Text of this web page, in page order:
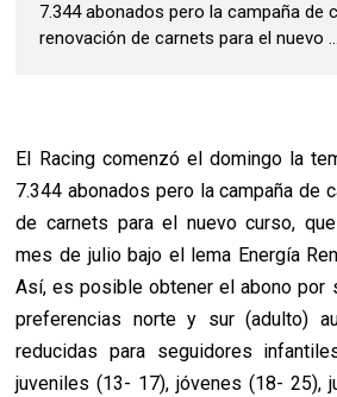
7.344 abonados pero la campaña de
renovación de carnets para el nuevo ...
El Racing comenzó el domingo la
7.344 abonados pero la campaña de
de carnets para el nuevo curso,
mes de julio bajo el lema Energía
Así, es posible obtener el abono por
preferencias norte y sur (adulto)
reducidas para seguidores
juveniles (13- 17), jóvenes (18- 25),